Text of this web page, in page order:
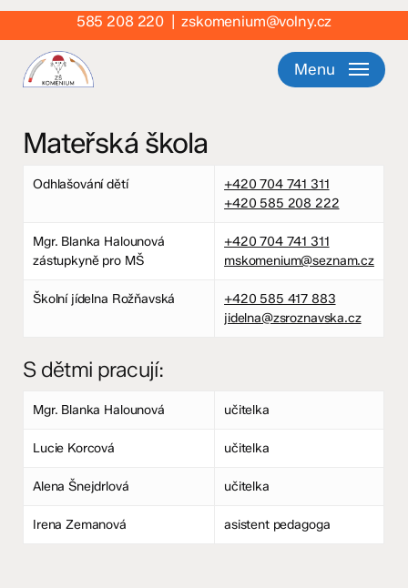
Skip
content
585 208 220 |zskomenium@volny.cz
Menu
Mateřská škola
Odhlašování dětí
+420 704 741 311
+420 585 208 222
Mgr. Blanka Halounová
zástupkyně pro MŠ
+420 704 741 311
mskomenium@seznam.cz
Školní jídelna Rožňavská
+420 585 417 883
jidelna@zsroznavska.cz
S dětmi pracují:
Mgr. Blanka Halounová učitelka
Lucie Korcová učitelka
Alena Šnejdrlová učitelka
Irena Zemanová asistent pedagoga